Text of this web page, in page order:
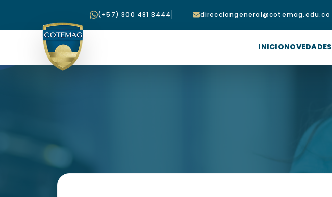
(+57) 300 481 3444 direcciongeneral@cotemag.edu.co
INICIONOVEDADES